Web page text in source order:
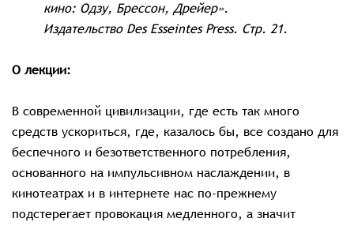
кино: Одзу, Брессон, Дрейер».
Издательство Des Esseintes Press. Стр. 21.
О лекции:
В современной цивилизации, где есть так много
средств ускориться, где, казалось бы, все создано для
беспечного и безответственного потребления,
основанного на импульсивном наслаждении, в
кинотеатрах и в интернете нас по-прежнему
подстерегает провокация медленного, а значит